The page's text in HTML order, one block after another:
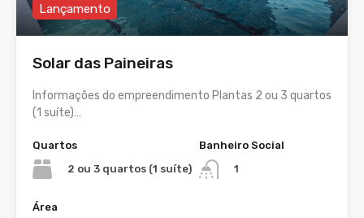
Lançamento
Solar das Paineiras
Informações do empreendimento Plantas 2 ou 3 quartos
(1 suíte)…
Quartos
2 ou 3 quartos (1 suíte)
Banheiro Social
1
Área